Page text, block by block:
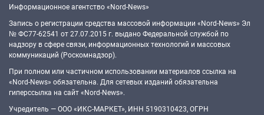
Информационное агентство «Nord-News»
Запись о регистрации средства массовой информации «Nord-News» Эл
№ ФС77-62541 от 27.07.2015 г. выдано Федеральной службой по
надзору в сфере связи, информационных технологий и массовых
коммуникаций (Роскомнадзор).
При полном или частичном использовании материалов ссылка на
«Nord-News» обязательна. Для сетевых изданий обязательна
гиперссылка на сайт «Nord-News».
Учредитель — ООО «ИКС-МАРКЕТ», ИНН 5190310423, ОГРН